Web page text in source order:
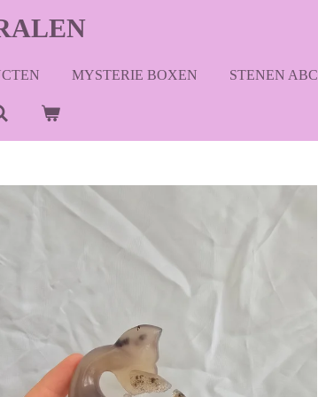
MYSTERIE BOXEN STENEN ABC